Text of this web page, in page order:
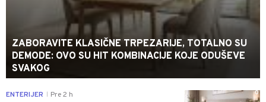
ZABORAVITE KLASIČNE TRPEZARIJE, TOTALNO SU
DEMODE: OVO SU HIT KOMBINACIJE KOJE ODUŠEVE
SVAKOG
0
ENTERIJER Pre 2 h